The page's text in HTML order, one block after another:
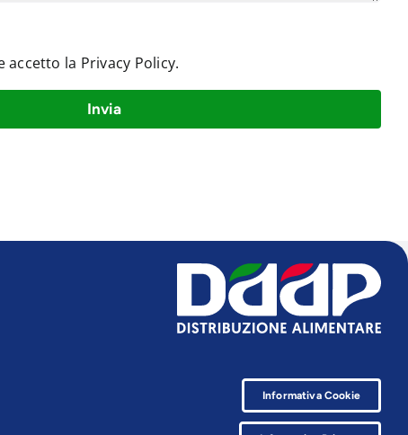
accetto la Privacy Policy.
Invia
Informativa Cookie